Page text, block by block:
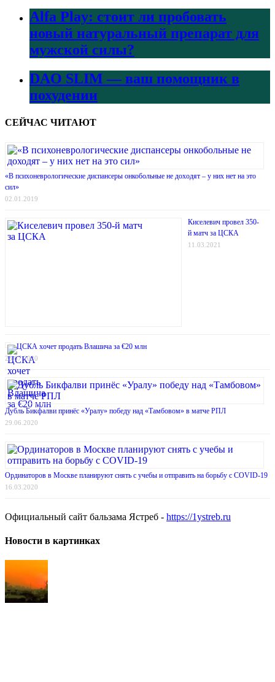
Alfa Play: стоит ли пробовать
новый натуральный препарат для
мужской силы?
DAO SLIM — ваш помощник в
похудении
СЕЙЧАС ЧИТАЮТ
«В психоневрологические диспансеры онкобольные не доходят – у них нет на это
сил»
02.01.2019
Киселевич провел 350-
й матч за ЦСКА
11.03.2021
ЦСКА хочет продать Влашича за €20 млн
23.07.2020
Дубль Бикфалви принёс «Уралу» победу над «Тамбовом» в матче РПЛ
29.06.2020
Ординаторов в Москве планируют снять с учебы и отправить на борьбу с COVID-19
16.03.2020
Официальный сайт бальзама Ястреб - https://1ystreb.ru
Новости в картинках